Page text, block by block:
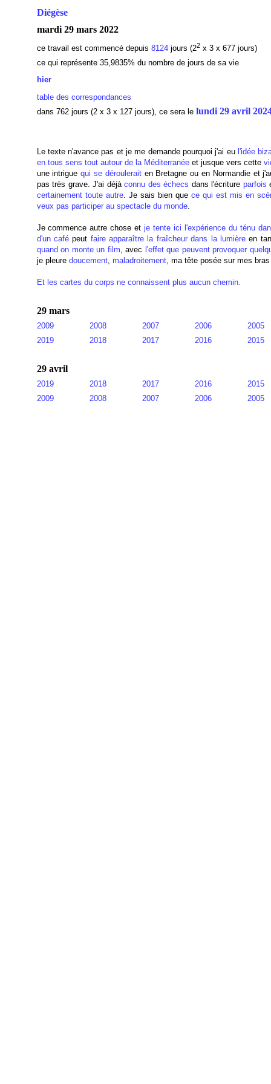
Diégèse
mardi 29 mars 2022
ce travail est commencé depuis 8124jours (22x 3 x 677 jours)
ce qui représente 35,9835% du nombre de jours de sa vie
hier
table des correspondances
dans 762 jours (2 x 3 x 127 jours), ce sera le lundi 29 avril
Le texte n'avance pas et je me demande pourquoi j'ai eu l'idée
en tous sens tout autour de la Méditerranéeet jusque vers cette
une intriguequi se dérouleraiten Bretagne ou en Normandie et
pas très grave. J'ai déjàconnu des échecs dans l'écriture parfois
certainement toute autre. Je sais bien que ce qui est mis en
veux pas participer au spectacle du monde.
Je commence autre chose etje tente ici l'expérience du ténu
d'un cafépeut faire apparaître la fraîcheur dans la lumière en
quand on monte un film, avec l'effet que peuvent provoquer
je pleure doucement, maladroitement, ma tête posée sur mes
Et les cartes du corps ne connaissent plus aucun chemin.
29 mars
2009 2008 2007 2006
2005
2019
2018 2017 2016 2015
29 avril
2019 2018 2017 2016
2015
2009
2008 2007 2006 2005